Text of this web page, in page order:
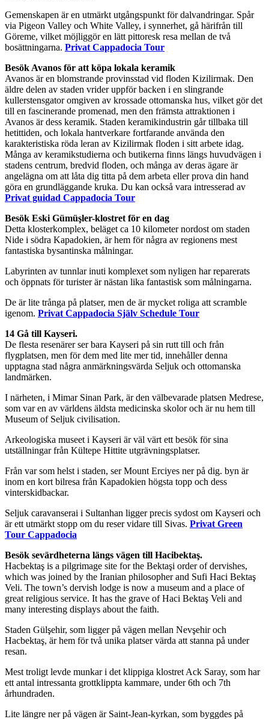
Gemenskapen är en utmärkt utgångspunkt för dalvandringar. Spår
via Pigeon Valley och White Valley, i synnerhet, gå härifrån till
Göreme, vilket möjliggör en lätt pittoresk resa mellan de två
bosättningarna. Privat Cappadocia Tour
Besök Avanos för att köpa lokala keramik
Avanos är en blomstrande provinsstad vid floden Kizilirmak. Den
äldre delen av staden vrider uppför backen i en slingrande
kullerstensgator omgiven av krossade ottomanska hus, vilket gör det
till en fascinerande promenad, men den främsta attraktionen i
Avanos är dess keramik. Staden keramikindustrin går tillbaka till
hetittiden, och lokala hantverkare fortfarande använda den
karakteristiska röda leran av Kizilirmak floden i sitt arbete idag.
Många av keramikstudierna och butikerna finns längs huvudvägen i
stadens centrum, bredvid floden, och många av deras ägare är
angelägna om att låta dig titta på dem arbeta eller prova din hand
göra en grundläggande kruka. Du kan också vara intresserad av
Privat guidad Cappadocia Tour
Besök Eski Gümüşler-klostret för en dag
Detta klosterkomplex, beläget ca 10 kilometer nordost om staden
Nide i södra Kapadokien, är hem för några av regionens mest
fantastiska bysantinska målningar.
Labyrinten av tunnlar inuti komplexet som nyligen har reparerats
och öppnats för turister är nästan lika fantastisk som målningarna.
De är lite trånga på platser, men de är mycket roliga att scramble
igenom. Privat Cappadocia Själv Schedule Tour
14 Gå till Kayseri.
De flesta resenärer ser bara Kayseri på sin rutt till och från
flygplatsen, men för dem med lite mer tid, innehåller denna
upptagna stad några anmärkningsvärda Seljuk och ottomanska
landmärken.
I närheten, i Mimar Sinan Park, är den välbevarade platsen Medrese,
som var en av världens äldsta medicinska skolor och är nu hem till
Museum of Seljuk civilisation.
Arkeologiska museet i Kayseri är väl värt ett besök för sina
utställningar från Kültepe Hittite utgrävningsplatser.
Från var som helst i staden, ser Mount Erciyes ner på dig. byn är
inom en kort bilresa från Kapadokien högsta topp och dess
vinterskidbackar.
Seljuk caravanserai i Sultanhan ligger precis sydost om Kayseri och
är ett utmärkt stopp om du reser vidare till Sivas. Privat Green
Tour Cappadocia
Besök sevärdheterna längs vägen till Hacibektaş.
Hacbektaş is a pilgrimage site for the Bektaşi order of dervishes,
which was joined by the Iranian philosopher and Sufi Haci Bektaş
Veli. The town’s dervish lodge is now a museum and a place of
great religious service. It has the grave of Haci Bektaş Veli and
many interesting displays about the faith.
Staden Gülşehir, som ligger på vägen mellan Nevşehir och
Hacbektaş, är hem för två unika platser värda att stanna på under
resan.
Mest troligt levde munkar i det klippiga klostret Ack Saray, som har
ett antal intressanta grottklippta kammare, under 6th och 7th
århundraden.
Lite längre ner på vägen är Saint-Jean-kyrkan, som byggdes på